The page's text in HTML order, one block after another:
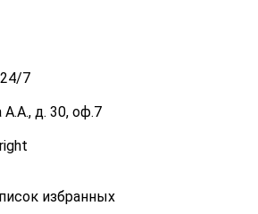
7
д. 30, оф.7
избранных